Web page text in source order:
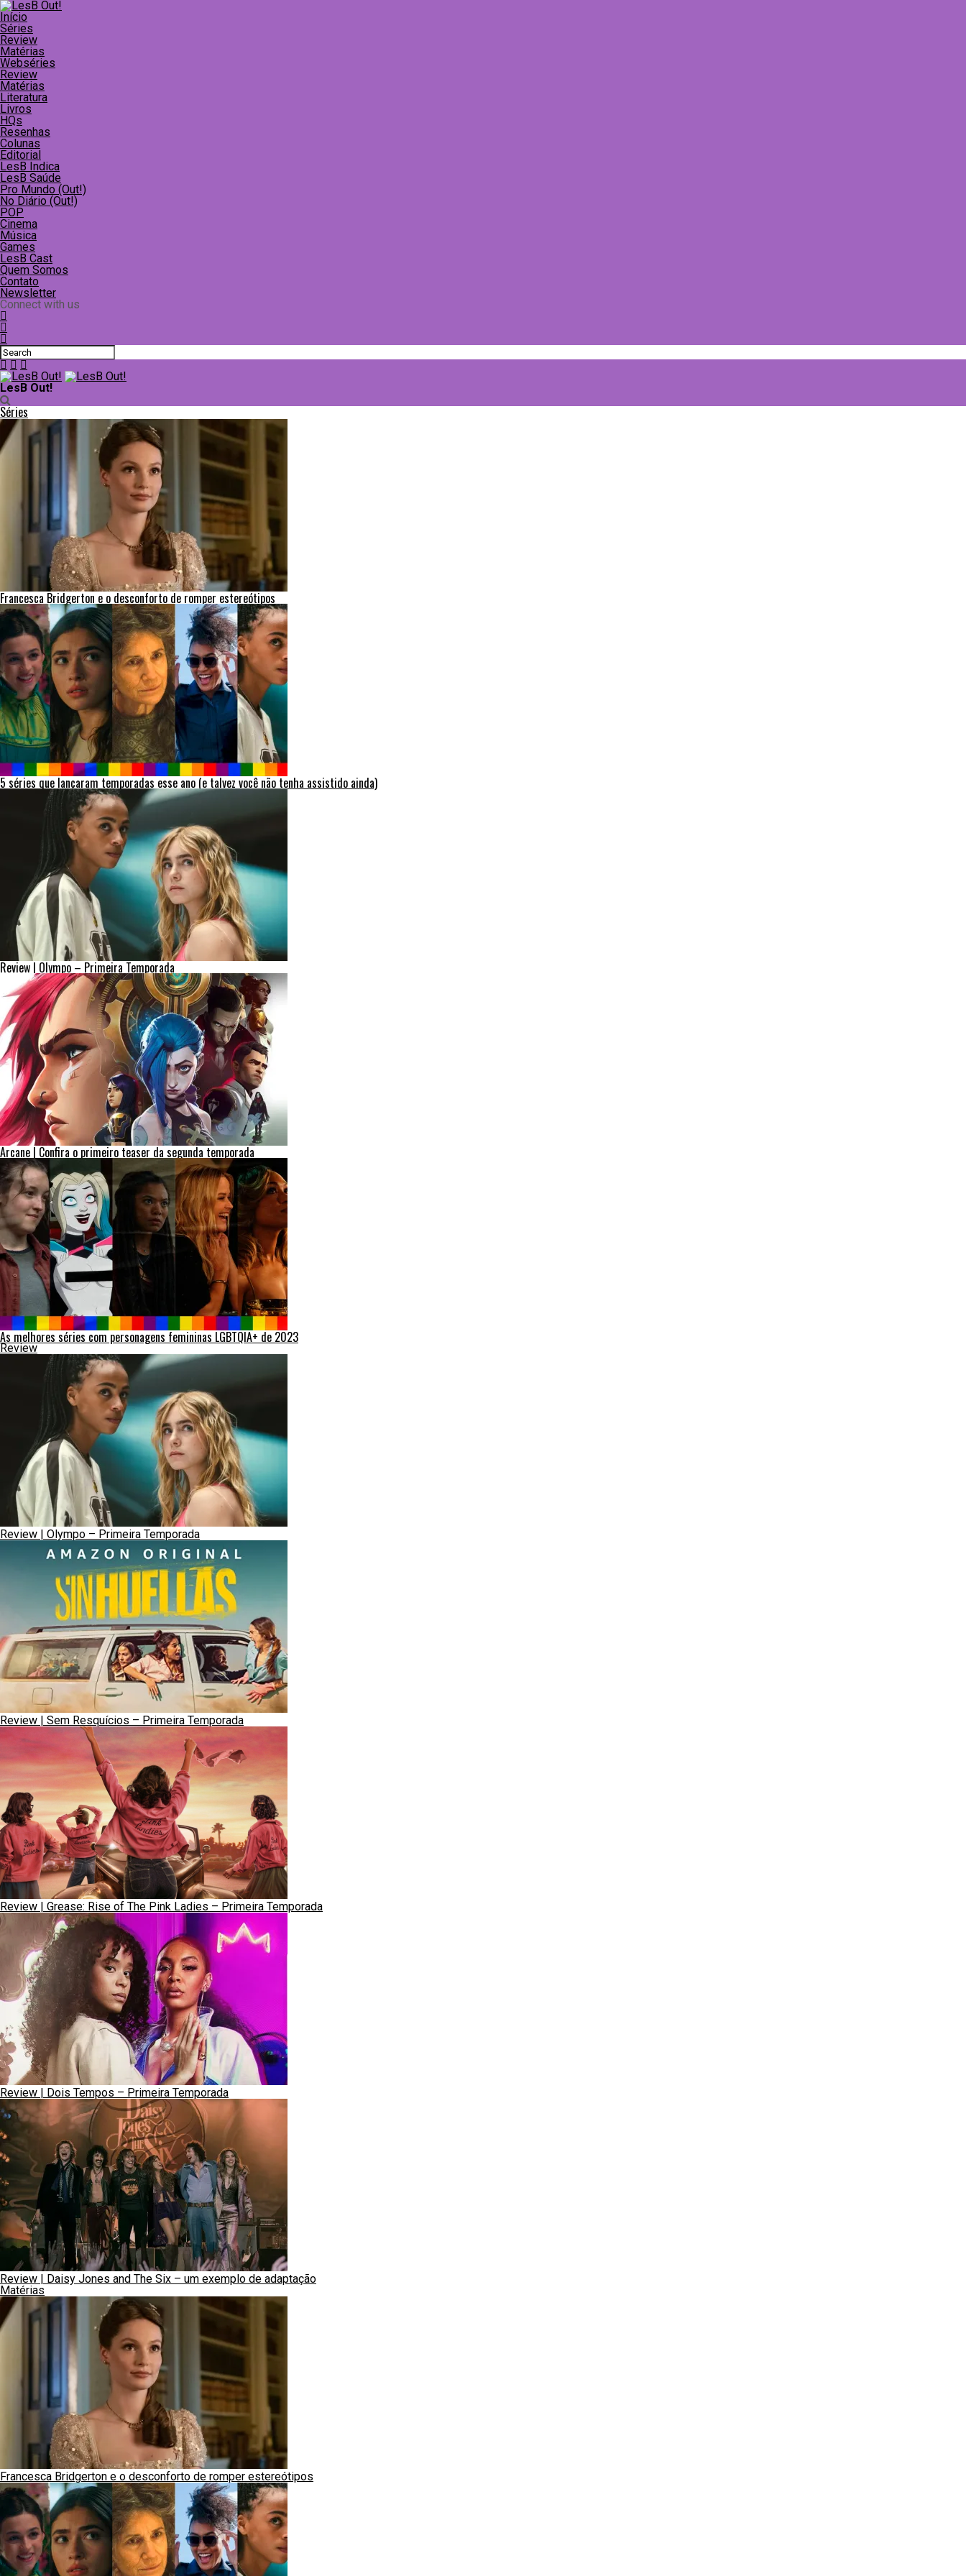
Início
Séries
Review
Matérias
Webséries
Review
Matérias
Literatura
Livros
HQs
Resenhas
Colunas
Editorial
LesB Indica
LesB Saúde
Pro Mundo (Out!)
No Diário (Out!)
POP
Cinema
Música
Games
LesB Cast
Quem Somos
Contato
Newsletter
Connect with us
LesB Out!
Séries
Francesca Bridgerton e o desconforto de romper estereótipos
5 séries que lançaram temporadas esse ano (e talvez você não tenha assistido ainda)
Review | Olympo – Primeira Temporada
Arcane | Confira o primeiro teaser da segunda temporada
As melhores séries com personagens femininas LGBTQIA+ de 2023
Review
Review | Olympo – Primeira Temporada
Review | Sem Resquícios – Primeira Temporada
Review | Grease: Rise of The Pink Ladies – Primeira Temporada
Review | Dois Tempos – Primeira Temporada
Review | Daisy Jones and The Six – um exemplo de adaptação
Matérias
Francesca Bridgerton e o desconforto de romper estereótipos